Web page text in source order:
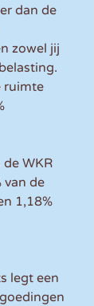
dan de
zowel jij
ruimte
WKR
van de
1,18%
legt een